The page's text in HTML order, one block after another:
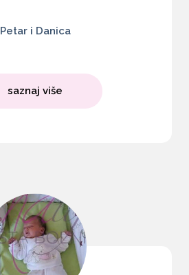
Petar i Danica
saznaj više